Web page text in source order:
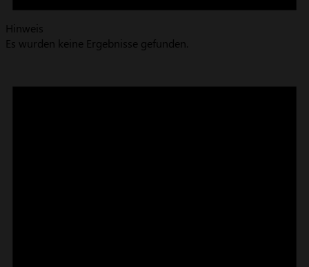
Hinweis
Es wurden keine Ergebnisse gefunden.